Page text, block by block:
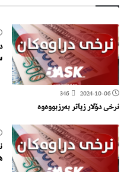
2024-10-06
346
نرخی دۆلار زیاتر بەرزبووەوە